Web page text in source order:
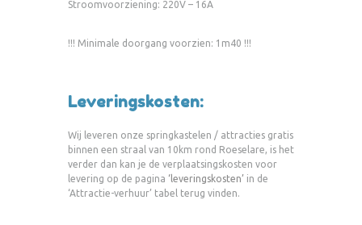
Stroomvoorziening: 220V – 16A
!!! Minimale doorgang voorzien: 1m40 !!!
Leveringskosten:
Wij leveren onze springkastelen / attracties gratis
binnen een straal van 10km rond Roeselare, is het
verder dan kan je de verplaatsingskosten voor
levering op de pagina ‘leveringskosten’ in de
‘Attractie-verhuur’ tabel terug vinden.